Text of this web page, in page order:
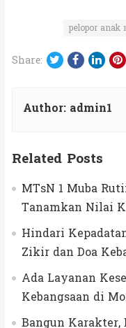
pelopor anak
Share: Twitter
Facebook
Author: admin1
Related Posts
MTsN 1 Muba
Tanamkan Nilai
Hindari
Zikir dan Doa
Ada Layanan
Kebangsaan di
Bangun Karakter,